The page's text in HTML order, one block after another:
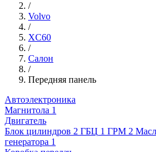
/
Volvo
/
XC60
/
Салон
/
Передняя панель
Автоэлектроника
Магнитола 1
Двигатель
Блок цилиндров 2 ГБЦ 1 ГРМ 2
генератора 1